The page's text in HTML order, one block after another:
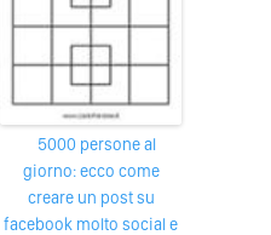
5000 persone al
giorno: ecco come
creare un post su
facebook molto social e